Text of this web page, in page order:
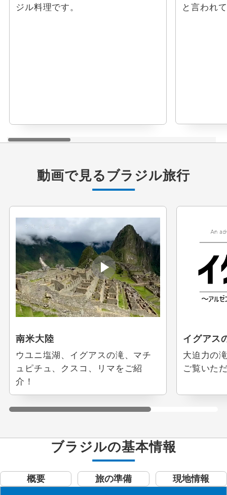
ジル料理です。
と言われ
動画で見る ブラジル旅行
南米大陸
ウユニ塩湖、イグアスの滝、マチ
ュピチュ、クスコ、リマをご紹
介！
イグアス
大迫力の
ご覧いた
ブラジルの基本情報
概要 旅の準備 現地情報